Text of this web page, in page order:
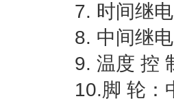
7. 时间继
8. 中间继
9. 温度 控
10.脚 轮：